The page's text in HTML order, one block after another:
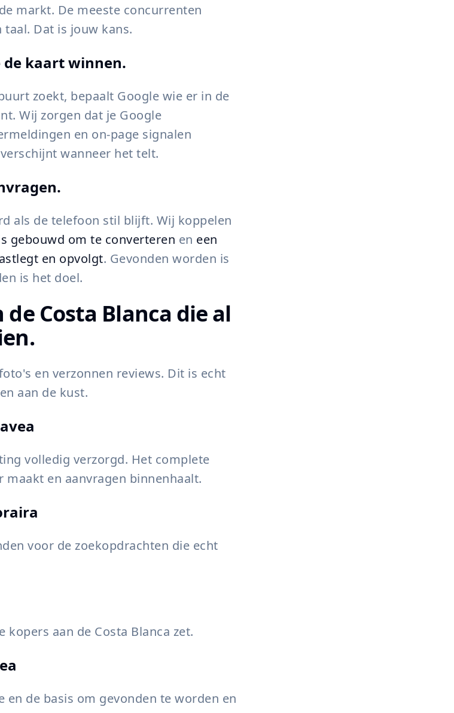
markt. De meeste concurrenten
Dat is jouw kans.
de kaart winnen.
zoekt, bepaalt Google wie er in de
Wij zorgen dat je Google
en on-page signalen
wanneer het telt.
als de telefoon stil blijft. Wij koppelen
gebouwd om te converteren en een
en opvolgt. Gevonden worden is
is het doel.
Costa Blanca die al
en verzonnen reviews. Dit is echt
aan de kust.
volledig verzorgd. Het complete
maakt en aanvragen binnenhaalt.
voor de zoekopdrachten die echt
kopers aan de Costa Blanca zet.
en de basis om gevonden te worden en